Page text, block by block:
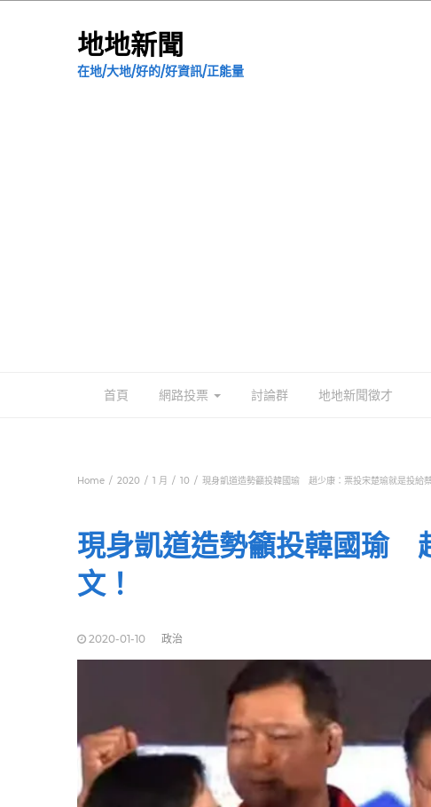
地地新聞
在地/大地/好的/好資訊/正能量
首頁 網路投票 討論群 地地新聞徵才
Home 2020 1 月 10 現身凱道造勢籲投韓國瑜 趙少康：票投宋楚瑜就是投給
現身凱道造勢籲投韓國瑜
文！
2020-01-10 政治